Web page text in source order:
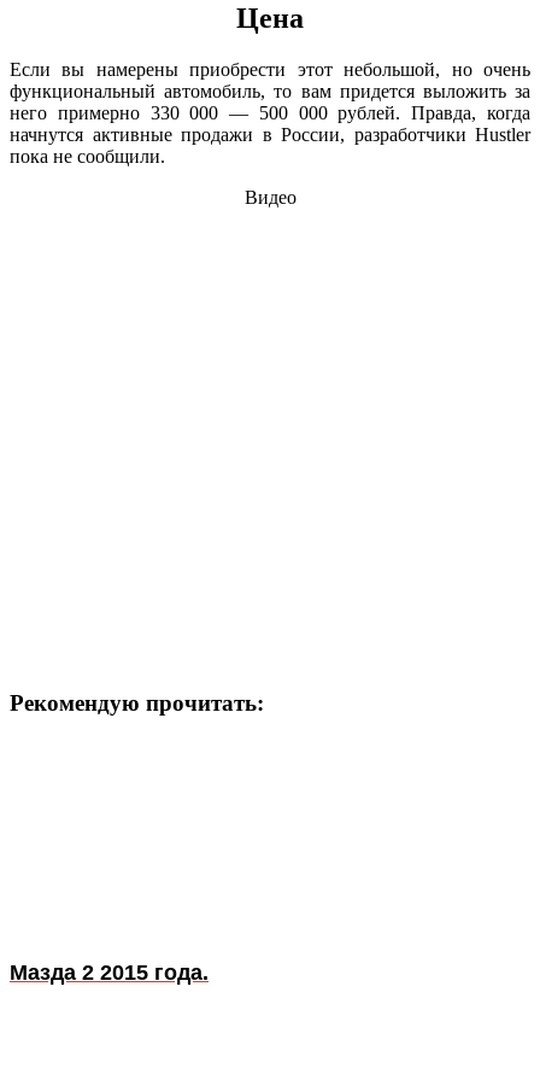
Цена
Если вы намерены приобрести этот небольшой, но очень
функциональный автомобиль, то вам придется выложить за
него примерно 330 000 — 500 000 рублей. Правда, когда
начнутся активные продажи в России, разработчики Hustler
пока не сообщили.
Видео
Рекомендую прочитать:
Мазда 2 2015 года.